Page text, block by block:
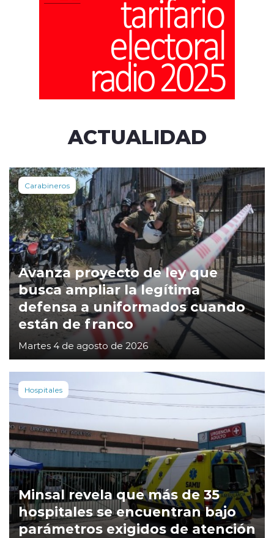
ACTUALIDAD
Carabineros
Avanza proyecto de ley que
busca ampliar la legítima
defensa a uniformados cuando
están de franco
Martes 4 de agosto de 2026
Hospitales
Minsal revela que más de 35
hospitales se encuentran bajo
parámetros exigidos de atención